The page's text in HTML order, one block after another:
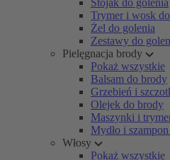
Stojak do golenia
Trymer i wosk
Żel do golenia
Zestawy do
Pielęgnacja brody
Pokaż wszystkie
Balsam do brody
Grzebień i
Olejek do brody
Maszynki i
Mydło i
Włosy
Pokaż wszystkie